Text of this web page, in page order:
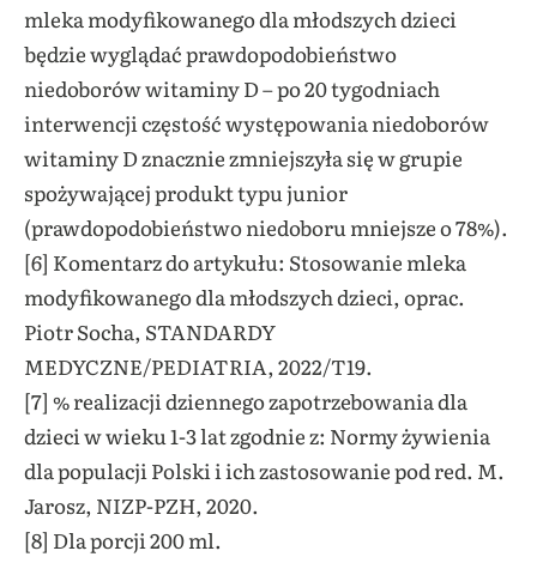
mleka modyfikowanego dla młodszych dzieci
będzie wyglądać prawdopodobieństwo
niedoborów witaminy D – po 20 tygodniach
interwencji częstość występowania niedoborów
witaminy D znacznie zmniejszyła się w grupie
spożywającej produkt typu junior
(prawdopodobieństwo niedoboru mniejsze o 78%).
[6] Komentarz do artykułu: Stosowanie mleka
modyfikowanego dla młodszych dzieci, oprac.
Piotr Socha, STANDARDY
MEDYCZNE/PEDIATRIA, 2022/T19.
[7] % realizacji dziennego zapotrzebowania dla
dzieci w wieku 1-3 lat zgodnie z: Normy żywienia
dla populacji Polski i ich zastosowanie pod red. M.
Jarosz, NIZP-PZH, 2020.
[8] Dla porcji 200 ml.